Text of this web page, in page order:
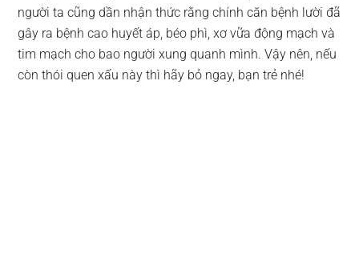
người ta cũng dần nhận thức rằng chính căn bệnh lười đã
gây ra bệnh cao huyết áp, béo phì, xơ vữa động mạch và
tim mạch cho bao người xung quanh mình. Vậy nên, nếu
còn thói quen xấu này thì hãy bỏ ngay, bạn trẻ nhé!